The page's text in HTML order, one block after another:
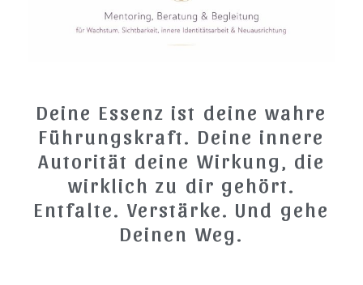
Deine Essenz ist deine wahre
Führungskraft. Deine innere
Autorität deine Wirkung, die
wirklich zu dir gehört.
Entfalte. Verstärke. Und gehe
Deinen Weg.